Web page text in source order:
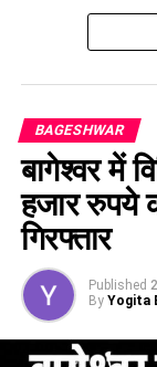
में
सरकारी, सहायता
BAGESHWAR
बागेश्वर में
हजार रुपये
गिरफ्तार
Published
By Yogita